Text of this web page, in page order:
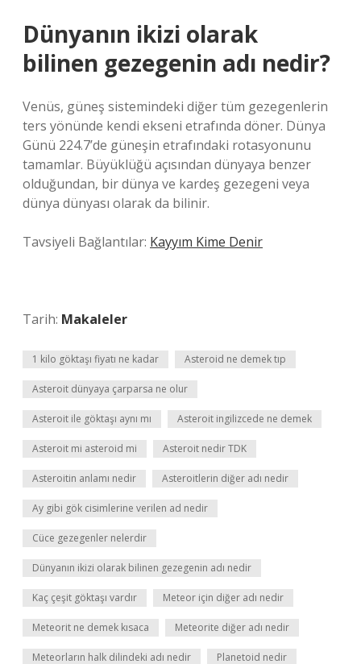
Dünyanın ikizi olarak
bilinen gezegenin adı nedir?
Venüs, güneş sistemindeki diğer tüm gezegenlerin
ters yönünde kendi ekseni etrafında döner. Dünya
Günü 224.7’de güneşin etrafındaki rotasyonunu
tamamlar. Büyüklüğü açısından dünyaya benzer
olduğundan, bir dünya ve kardeş gezegeni veya
dünya dünyası olarak da bilinir.
Tavsiyeli Bağlantılar: Kayyım Kime Denir
Tarih: Makaleler
1 kilo göktaşı fiyatı ne kadar Asteroid ne demek tıp
Asteroit dünyaya çarparsa ne olur
Asteroit ile göktaşı aynı mı Asteroit ingilizcede ne demek
Asteroit mi asteroid mi Asteroit nedir TDK
Asteroitin anlamı nedir Asteroitlerin diğer adı nedir
Ay gibi gök cisimlerine verilen ad nedir
Cüce gezegenler nelerdir
Dünyanın ikizi olarak bilinen gezegenin adı nedir
Kaç çeşit göktaşı vardır Meteor için diğer adı nedir
Meteorit ne demek kısaca Meteorite diğer adı nedir
Meteorların halk dilindeki adı nedir Planetoid nedir